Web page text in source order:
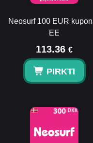
Neosurf 100 EUR
EE
113.36 €
PIRKTI